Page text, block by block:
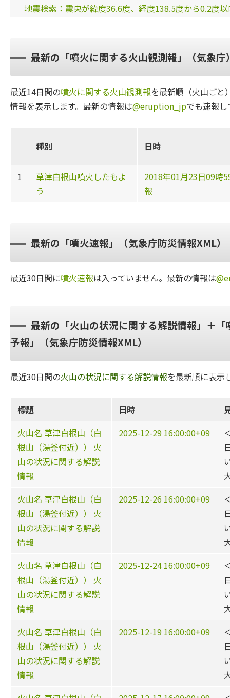
地震検索：震央が緯度36.6度、経度138.5度から0.2度
最新の「噴火に関する火山観測報」（気象庁
最近14日間の噴火に関する火山観測報を最新順（火山ごと
情報を表示します。最新の情報は@eruption_jpでも速報
種別 日時
1
草津白根山噴火したもよ
う
2018年01月23日09時
報
最新の「噴火速報」（気象庁防災情報XML）
最近30日間に噴火速報は入っていません。最新の情報は
最新の「火山の状況に関する解説情報」＋
予報」（気象庁防災情報XML）
最近30日間の火山の状況に関する解説情報を最新順に表示
標題 日時
火山名 草津白根山（白
根山（湯釜付近）） 火
山の状況に関する解説
情報
2025-12-29 16:00:00+09
火山名 草津白根山（白
根山（湯釜付近）） 火
山の状況に関する解説
情報
2025-12-26 16:00:00+09
火山名 草津白根山（白
根山（湯釜付近）） 火
山の状況に関する解説
情報
2025-12-24 16:00:00+09
火山名 草津白根山（白
根山（湯釜付近）） 火
山の状況に関する解説
情報
2025-12-19 16:00:00+09